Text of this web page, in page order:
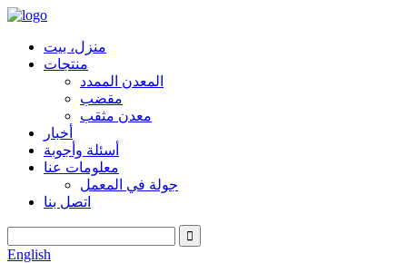
منزل، بيت
منتجات
المعدن الممدد
مقضب
معدن مثقب
أخبار
أسئلة وأجوبة
معلومات عنا
جولة في المعمل
اتصل بنا
English